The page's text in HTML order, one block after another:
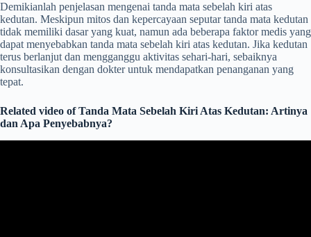
Demikianlah penjelasan mengenai tanda mata sebelah kiri atas
kedutan. Meskipun mitos dan kepercayaan seputar tanda mata kedutan
tidak memiliki dasar yang kuat, namun ada beberapa faktor medis yang
dapat menyebabkan tanda mata sebelah kiri atas kedutan. Jika kedutan
terus berlanjut dan mengganggu aktivitas sehari-hari, sebaiknya
konsultasikan dengan dokter untuk mendapatkan penanganan yang
tepat.
Related video of Tanda Mata Sebelah Kiri Atas Kedutan: Artinya
dan Apa Penyebabnya?